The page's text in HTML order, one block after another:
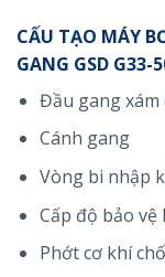
CẤU TẠO MÁY
GANG GSD G33-
Đầu gang xám
Cánh gang
Vòng bi nhập
Cấp độ bảo vệ
Phớt cơ khí